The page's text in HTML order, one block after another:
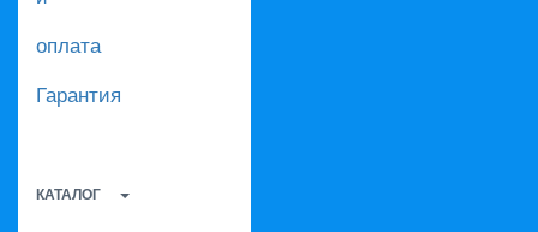
оплата
Гарантия
КАТАЛОГ